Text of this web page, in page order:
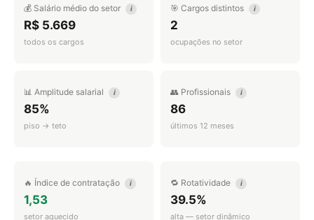
💰 Salário médio do setor i
R$ 5.669
todos os cargos
🎯 Cargos distintos i
2
ocupações no setor
📊 Amplitude salarial i
85%
piso → teto
👥 Profissionais i
86
últimos 12 meses
🔥 Índice de contratação i
1,53
setor aquecido
🔁 Rotatividade i
39.5%
alta — setor dinâmico